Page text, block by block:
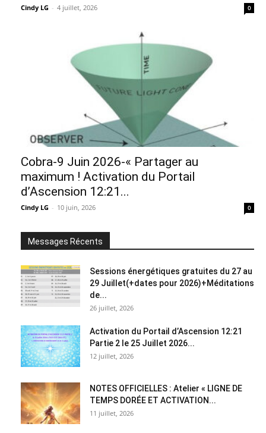
Cindy LG - 4 juillet, 2026 0
Cobra-9 Juin 2026-« Partager au
maximum ! Activation du Portail
d’Ascension 12:21...
Cindy LG - 10 juin, 2026 0
Messages Récents
Sessions énergétiques gratuites du 27 au
29 Juillet(+dates pour 2026)+Méditations
de...
26 juillet, 2026
Activation du Portail d’Ascension 12:21
Partie 2 le 25 Juillet 2026...
12 juillet, 2026
NOTES OFFICIELLES : Atelier « LIGNE DE
TEMPS DORÉE ET ACTIVATION...
11 juillet, 2026